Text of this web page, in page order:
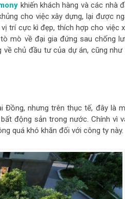
khiến khách hàng và các nhà
cho việc xây dựng, lại được
trí cực kì đẹp, thích hợp cho việc
mò về đại gia đứng sau chống
chủ đầu tư của dự án, cũng như
Đồng, nhưng trên thục tế, đây là
động sản trong nước. Chính vì
quá khó khăn đối với công ty này.